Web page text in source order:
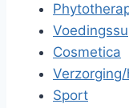
Cosmetica
Sport